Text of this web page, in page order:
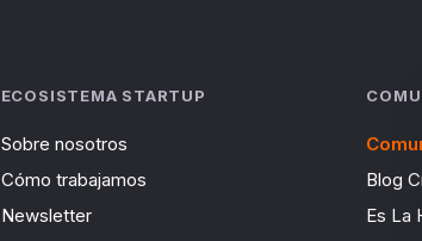
ECOSISTEMA STARTUP
Sobre nosotros
Cómo trabajamos
Newsletter
Blog
Es La